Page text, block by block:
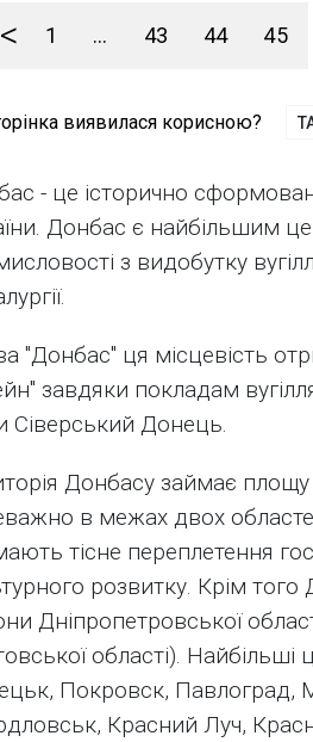
< 1 ... 43 44 45
виявилася корисною?
- це історично
Донбас є найбільшим
з видобутку
"Донбас" ця місцевість
завдяки покладам
Сіверський Донець.
Донбасу займає
в межах двох
тісне переплетення
розвитку. Крім
Дніпропетровської
області). Найбільші
Покровск, Павлоград,
Красний Луч,